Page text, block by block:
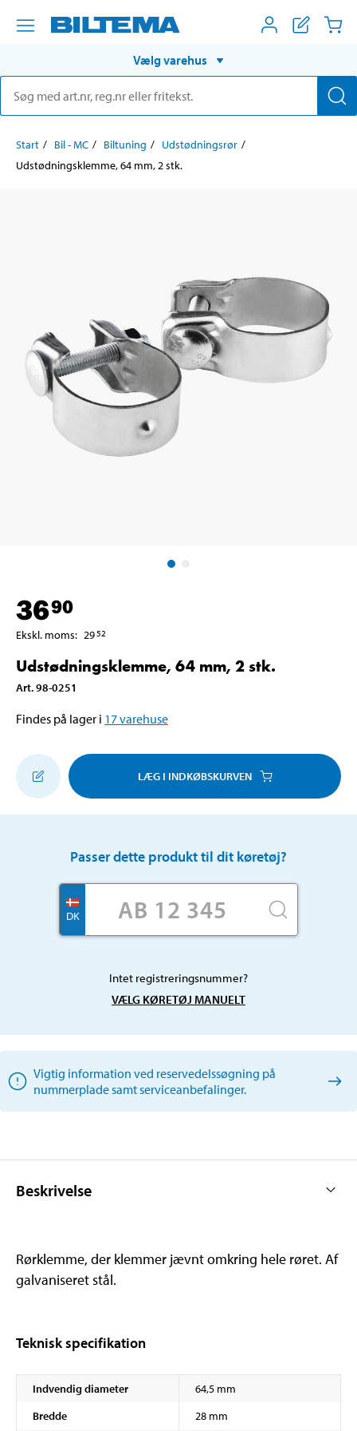
Vælg varehus
Start Bil - MC Biltuning
Udstødningsrør
Udstødningsklemme, 64 mm, 2 stk.
3690
Ekskl. moms: 2952
Udstødningsklemme, 64 mm, 2 stk.
Art.98-0251
Findes på lager i 17varehuse
LÆG I INDKØBSKURVEN
Passer dette produkt til dit køretøj?
DK
Intet registreringsnummer?
VÆLG KØRETØJ MANUELT
Vigtig information ved reservedelssøgning på
nummerplade samt serviceanbefalinger.
Beskrivelse
Rørklemme, der klemmer jævnt omkring hele røret. Af
galvaniseret stål.
Teknisk specifikation
Indvendig diameter
64,5 mm
Bredde
28 mm